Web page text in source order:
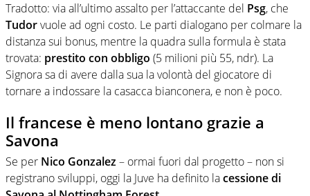
Tradotto: via all’ultimo assalto per l’attaccante del Psg, che
Tudorvuole ad ogni costo. Le parti dialogano per colmare la
distanza sui bonus, mentre la quadra sulla formula è stata
trovata: prestito con obbligo (5 milioni più 55, ndr). La
Signora sa di avere dalla sua la volontà del giocatore di
tornare a indossare la casacca bianconera, e non è poco.
Il francese è meno lontano grazie a
Savona
Se per Nico Gonzalez– ormai fuori dal progetto – non si
registrano sviluppi, oggi la Juve ha definito lacessione di